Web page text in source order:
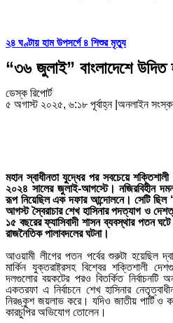
২৪ ঘণ্টায় হাম উপসর্গে ৪ শিশুর মৃত্যু
“৩৬ জুলাই” বাংলাদেশে উদিত
ডেস্ক রিপোর্ট
৫ অগাস্ট ২০২৫, ৬:১৮ পূর্বাহ্ন অনলাইন
মহান স্বাধীনতা যুদ্ধের পর সবচেয়ে
২০২৪ সালের জুলাই-আগস্টে। নজিরবিহীন
রূপ নিয়েছিল এক দফার আন্দোলনে। সেটি ছিল
আগস্ট স্বৈরাচার শেখ হাসিনার পদত্যাগ ও
১৫ বছরের ফ্যাসিবাদী শাসন ব্যবস্থার পতন
রাজনৈতিক পালাবদলের ঘটনা।
আওয়ামী লীগের পতন পর্বের শুরুটা হয়েছিল
মার্কিন যুক্তরাষ্ট্রসহ বিশ্বের শক্তিশালী
দলগুলোর বয়কটের পরও বিতর্কিত নির্বাচনটি
একতরফা এ নির্বাচনে শেখ হাসিনার
নিরঙ্কুশ জয়লাভ করে। যদিও জাতীয় পার্টি ও
কারচুপির অভিযোগ তোলেন।